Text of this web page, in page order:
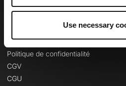
Use necessary
Se connecter
Informations légales
Politique de confidentialité
CGV
CGU